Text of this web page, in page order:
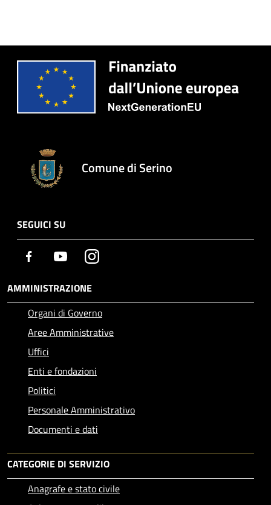
Comune di Serino
SEGUICI SU
Facebook YoutubeInstagram
AMMINISTRAZIONE
Organi di Governo
Aree Amministrative
Uffici
Enti e fondazioni
Politici
Personale Amministrativo
Documenti e dati
CATEGORIE DI SERVIZIO
Anagrafe e stato civile